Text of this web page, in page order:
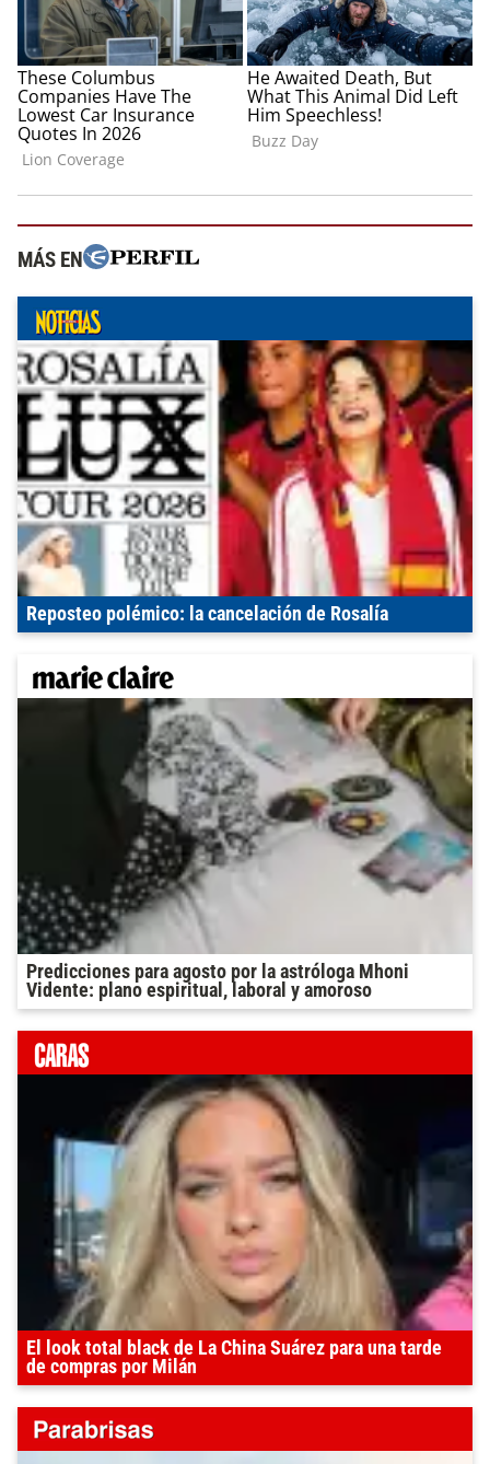
MÁS EN
Reposteo polémico: la cancelación de Rosalía
Predicciones para agosto por la astróloga Mhoni
Vidente: plano espiritual, laboral y amoroso
El look total black de La China Suárez para una tarde
de compras por Milán